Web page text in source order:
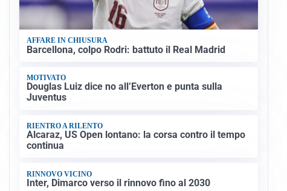
AFFARE IN CHIUSURA
Barcellona, colpo Rodri: battuto il Real Madrid
MOTIVATO
Douglas Luiz dice no all’Everton e punta sulla
Juventus
RIENTRO A RILENTO
Alcaraz, US Open lontano: la corsa contro il tempo
continua
RINNOVO VICINO
Inter, Dimarco verso il rinnovo fino al 2030